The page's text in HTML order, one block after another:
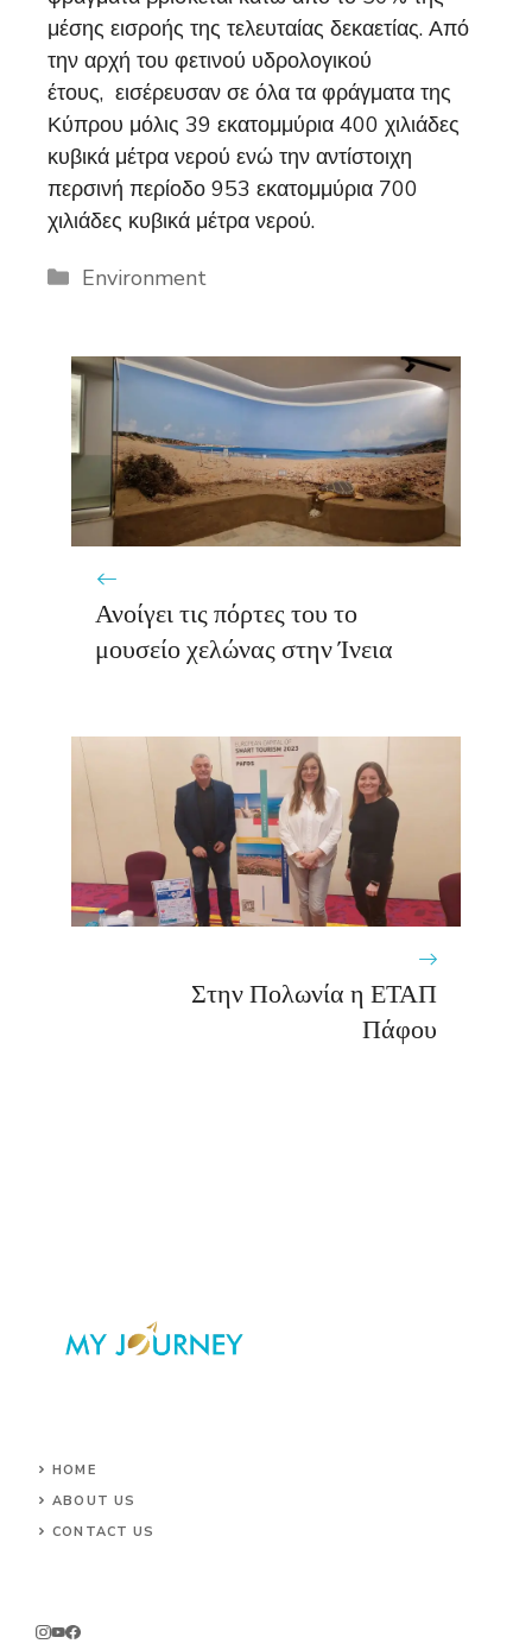
μέσης εισροής της τελευταίας δεκαετίας. Από
την αρχή του φετινού υδρολογικού
έτους, εισέρευσαν σε όλα τα φράγματα της
Κύπρου μόλις 39 εκατομμύρια 400 χιλιάδες
κυβικά μέτρα νερού ενώ την αντίστοιχη
περσινή περίοδο 953 εκατομμύρια 700
χιλιάδες κυβικά μέτρα νερού.
Categories
Environment
Ανοίγει τις πόρτες του το
μουσείο χελώνας στην Ίνεια
Στην Πολωνία η ΕΤΑΠ
Πάφου
HOME
ABOUT US
CONTACT US